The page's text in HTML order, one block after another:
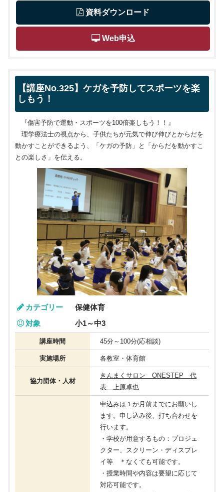
資料ダウンロード
Web申込
【講座No.325】ケガを予防してスポーツを楽
しもう！
『傷害予防で運動・スポーツを100倍楽しもう！！』
理学療法士の視点から、子供たちが元気で伸び伸びとからだを
動かすことができるよう、「ケガの予防」と「からだを動かすこ
との楽しさ」を伝える。
カテゴリー
保健体育
対象
小1～中3
講座時間 45分～100分(応相談)
実施場所 各教室・体育館
協力団体・人材
きんまくサロン ONESTEP 代
表 上原卓也
申込みは１か月前までにお願いし
ます。申し込み後、打ち合わせを
行います。
・学校が用意するもの：プロジェ
クター、スクリーン・ディスプレ
イ等 ＊なくても可能です。
・授業時間や内容は要望に応じて
対応可能です。